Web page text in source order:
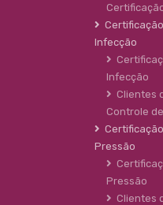
Infecção
Infecção
Clientes
Controle
Pressão
Pressão
Clientes